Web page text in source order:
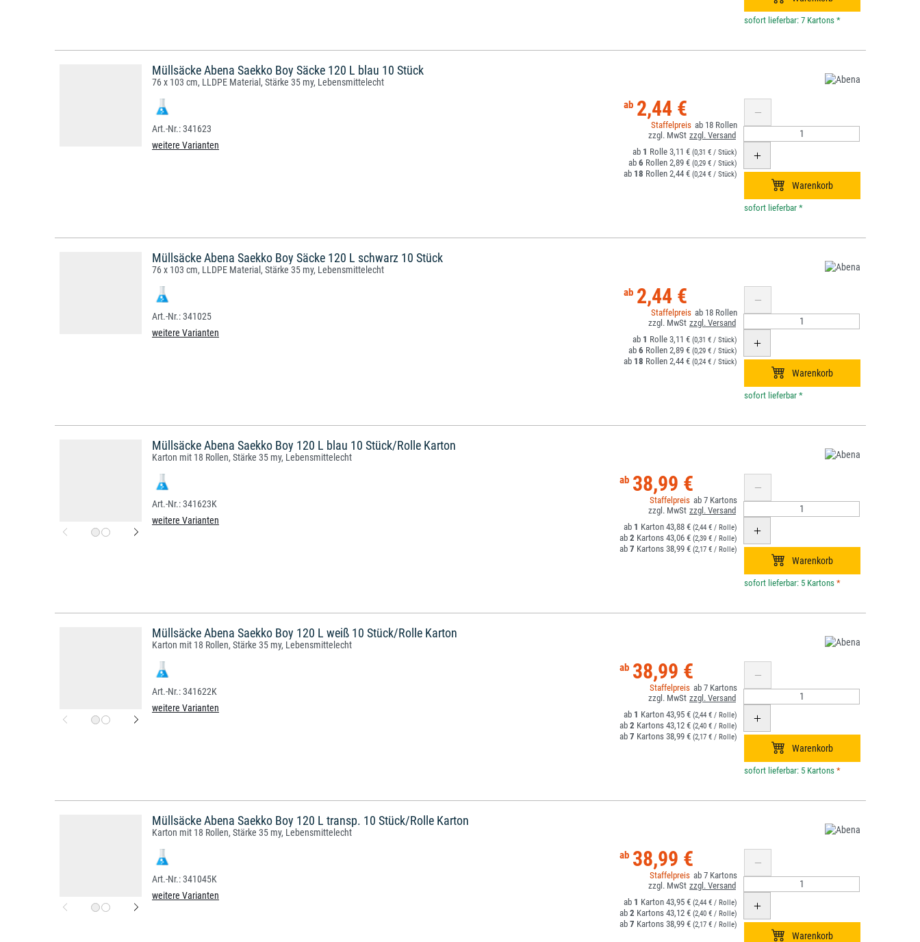
*
Müllsäcke Abena Saekko Boy Säcke 120 L blau 10 Stück
76 x 103 cm, LLDPE Material, Stärke 35 my, Lebensmittelecht
341623
weitere Varianten
2,44 €
18
1 3,11 € (0,31 € / Stück)
6 2,89 € (0,29 € / Stück)
18 2,44 € (0,24 € / Stück)
*
Müllsäcke Abena Saekko Boy Säcke 120 L schwarz 10 Stück
76 x 103 cm, LLDPE Material, Stärke 35 my, Lebensmittelecht
341025
weitere Varianten
2,44 €
18
1 3,11 € (0,31 € / Stück)
6 2,89 € (0,29 € / Stück)
18 2,44 € (0,24 € / Stück)
*
Müllsäcke Abena Saekko Boy 120 L blau 10 Stück/Rolle Karton
Karton mit 18 Rollen, Stärke 35 my, Lebensmittelecht
341623K
weitere Varianten
38,99 €
7
1 43,88 € (2,44 € / Rolle)
2 43,06 € (2,39 € / Rolle)
7 38,99 € (2,17 € / Rolle)
*
Müllsäcke Abena Saekko Boy 120 L weiß 10 Stück/Rolle Karton
Karton mit 18 Rollen, Stärke 35 my, Lebensmittelecht
341622K
weitere Varianten
38,99 €
7
1 43,95 € (2,44 € / Rolle)
2 43,12 € (2,40 € / Rolle)
7 38,99 € (2,17 € / Rolle)
*
Müllsäcke Abena Saekko Boy 120 L transp. 10 Stück/Rolle Karton
Karton mit 18 Rollen, Stärke 35 my, Lebensmittelecht
341045K
weitere Varianten
38,99 €
7
1 43,95 € (2,44 € / Rolle)
2 43,12 € (2,40 € / Rolle)
7 38,99 € (2,17 € / Rolle)